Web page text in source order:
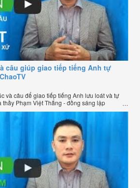
câu giúp giao tiếp tiếng Anh tự
và câu để giao tiếp tiếng Anh lưu loát và tự
Phạm Việt Thắng - đồng sáng lập
tiếng Anh trực tuyến chặt chẽ nhất thế giới.